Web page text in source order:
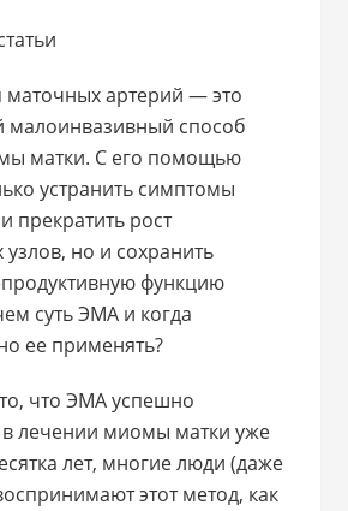
артерий — это
малоинвазивный способ
матки. С его помощью
устранить симптомы
прекратить рост
но и сохранить
функцию
суть ЭМА и когда
ее применять?
что ЭМА успешно
лечении миомы матки уже
лет, многие люди (даже
этот метод, как